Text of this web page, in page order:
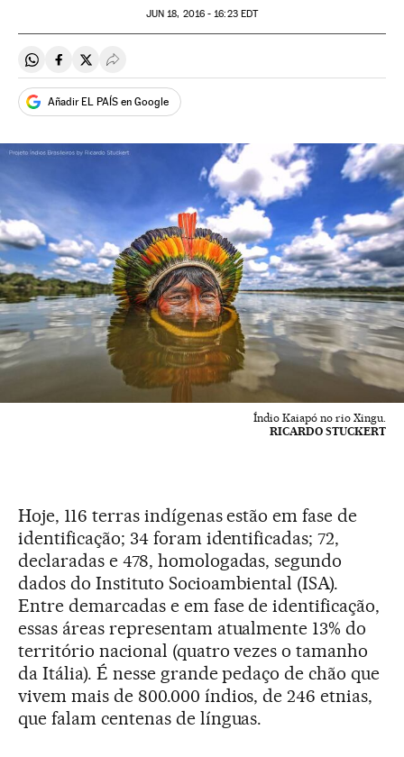
JUN 18, 2016 - 16:23EDT
Compartir en Whatsapp
Compartir en Facebook
Compartir en Twitter
Desplegar Redes Sociales
Añadir EL PAÍS en Google
Índio Kaiapó no rio Xingu.
RICARDO STUCKERT
Hoje, 116 terras indígenas estão em fase de
identificação; 34 foram identificadas; 72,
declaradas e 478, homologadas, segundo
dados do Instituto Socioambiental (ISA).
Entre demarcadas e em fase de identificação,
essas áreas representam atualmente 13% do
território nacional (quatro vezes o tamanho
da Itália). É nesse grande pedaço de chão que
vivem mais de 800.000 índios, de 246 etnias,
que falam centenas de línguas.